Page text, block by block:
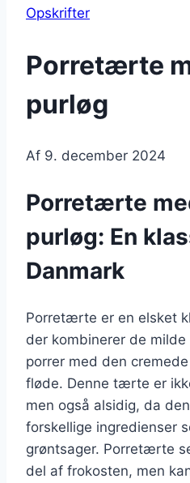
Opskrifter
Porretærte
purløg
Af 9. december 2024
Porretærte
purløg: En
Danmark
Porretærte er en elsket
der kombinerer de
porrer med den
fløde. Denne tærte er
men også alsidig, da
forskellige ingredienser
grøntsager. Porretærte
del af frokosten, men